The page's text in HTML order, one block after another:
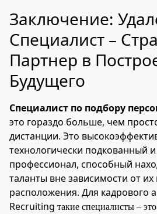
Заключение:
Специалист –
Партнер в
Будущего
Специалист по подбору
это гораздо больше, чем
дистанции. Это
технологически подкованный
профессионал, способный
таланты вне зависимости от их
расположения. Для кадрового
Recruiting такие специалисты –